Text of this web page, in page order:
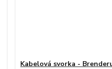
Kabelová svorka -